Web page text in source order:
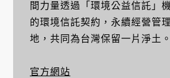
間力量透過「環境公益信託」
的環境信託契約，永續經營管
地，共同為台灣保留一片淨土。
官方網站